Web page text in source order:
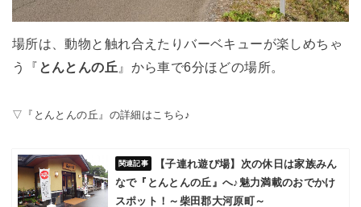
場所は、動物と触れ合えたりバーベキューが楽しめちゃ
う『 とんとんの丘 』から車で6分ほどの場所。
▽『とんとんの丘』の詳細はこちら♪
【子連れ遊び場】次の休日は家族みん
なで『とんとんの丘』へ♪魅力満載のおでかけ
スポット！～柴田郡大河原町～